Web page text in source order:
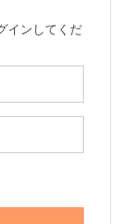
インしてくだ